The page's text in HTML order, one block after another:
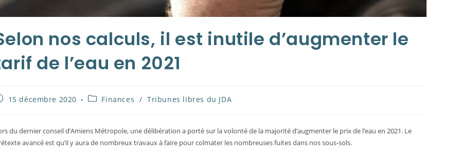
nos calculs, il est inutile d’augmenter le
de l’eau en 2021
15 décembre 2020
PostFinances / Tribunes libres du JDA
du dernier conseil d’Amiens Métropole, une délibération a porté sur la volonté de la majorité d’augmenter le prix de l’eau en 2021. Le
avancé est qu’il y aura de nombreux travaux à faire pour colmater les nombreuses fuites dans nos sous-sols.